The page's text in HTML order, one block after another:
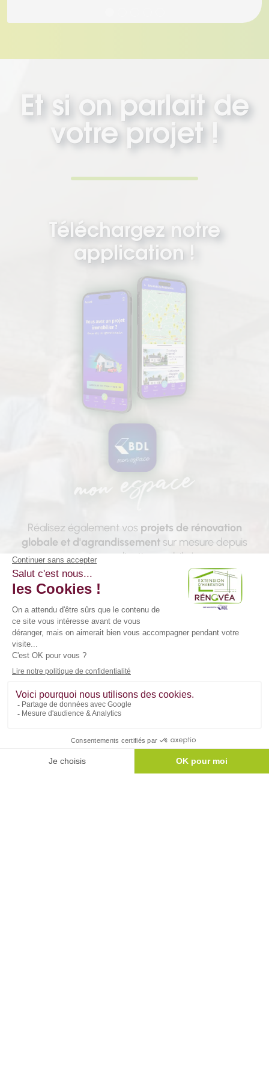
Et si on parlait de
votre projet !
Téléchargez notre
application !
Réalisez également vos projets de rénovation
globale et d'agrandissement sur mesure depuis
notre application mobile !